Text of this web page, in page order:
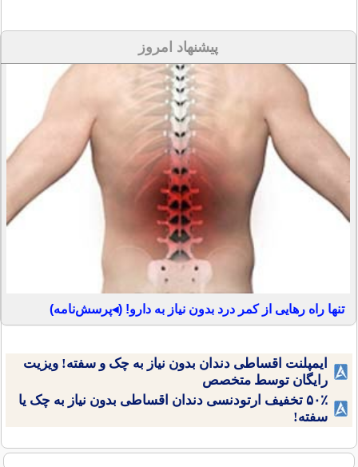
پیشنهاد امروز
تنها راه رهایی از کمر درد بدون نیاز به دارو! (◂پرسش‌نامه)
ایمپلنت اقساطی دندان بدون نیاز به چک و سفته! ویزیت
رایگان توسط متخصص
۵۰٪ تخفیف ارتودنسی دندان اقساطی بدون نیاز به چک یا
سفته!